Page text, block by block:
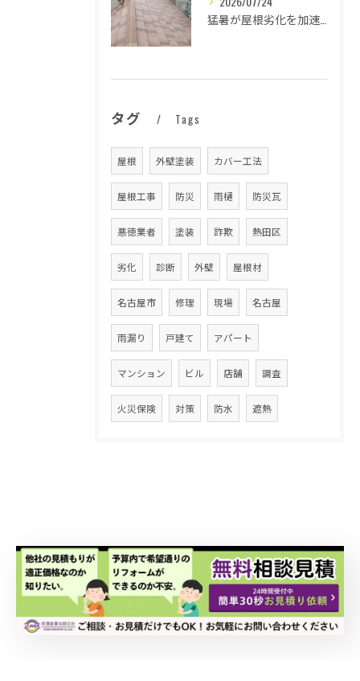
タグ Tags
屋根 外壁塗装 カバー工法
屋根工事 防災 雨樋 防災瓦
悪徳業者 塗装 詐欺 熱田区
劣化 診断 外壁 屋根材
名古屋市 修理 現場 名古屋
雨漏り 戸建て アパート
マンション ビル 店舗 調査
火災保険 対策 防水 遮熱